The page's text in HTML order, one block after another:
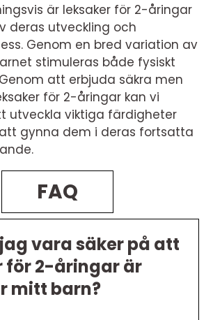
är leksaker för 2-åringar
deras utveckling och
Genom en bred variation av
stimuleras både fysiskt
att erbjuda säkra men
för 2-åringar kan vi
utveckla viktiga färdigheter
gynna dem i deras fortsatta
FAQ
vara säker på att
för 2-åringar är
mitt barn?